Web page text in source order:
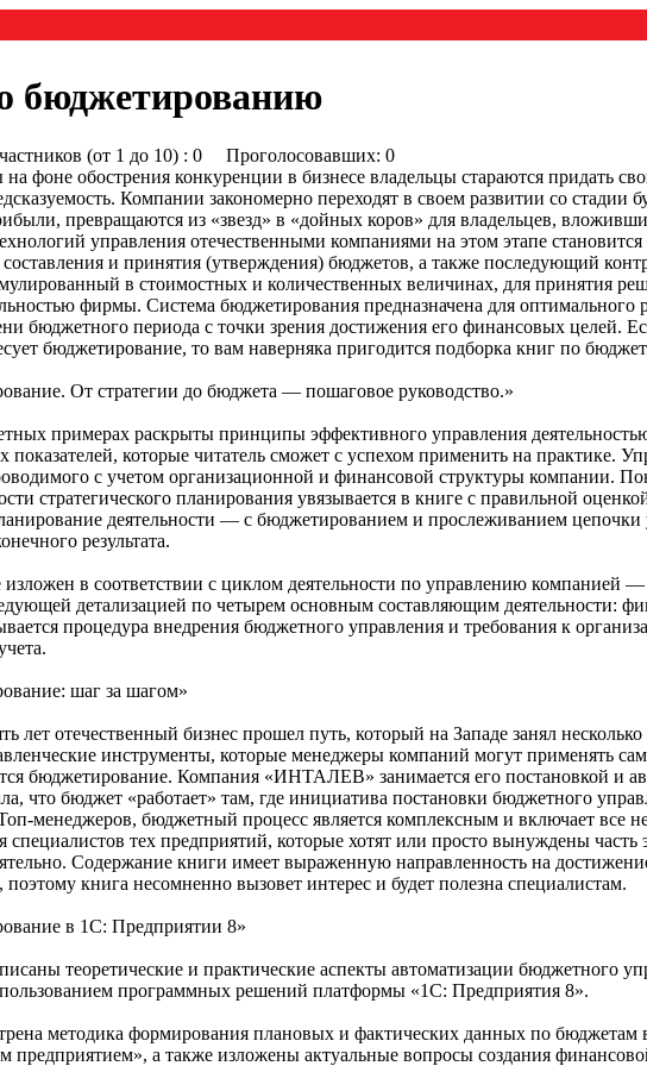
бюджетированию
(от 1 до 10) : 0 Проголосовавших: 0
фоне обострения конкуренции в бизнесе владельцы стараются придать
Компании закономерно переходят в своем развитии со стадии
превращаются из «звезд» в «дойных коров» для владельцев,
управления отечественными компаниями на этом этапе
составления и принятия (утверждения) бюджетов, а также последующий
в стоимостных и количественных величинах, для принятия
фирмы. Система бюджетирования предназначена для оптимального
бюджетного периода с точки зрения достижения его финансовых целей.
бюджетирование, то вам наверняка пригодится подборка книг по
От стратегии до бюджета — пошаговое руководство.»
примерах раскрыты принципы эффективного управления
показателей, которые читатель сможет с успехом применить на практике.
с учетом организационной и финансовой структуры компании.
стратегического планирования увязывается в книге с правильной
деятельности — с бюджетированием и прослеживанием цепочки
результата.
в соответствии с циклом деятельности по управлению компанией
детализацией по четырем основным составляющим деятельности:
процедура внедрения бюджетного управления и требования к
шаг за шагом»
лет отечественный бизнес прошел путь, который на Западе занял
инструменты, которые менеджеры компаний могут применять
бюджетирование. Компания «ИНТАЛЕВ» занимается его постановкой и
что бюджет «работает» там, где инициатива постановки бюджетного
менеджеров, бюджетный процесс является комплексным и включает все
специалистов тех предприятий, которые хотят или просто вынуждены
Содержание книги имеет выраженную направленность на
поэтому книга несомненно вызовет интерес и будет полезна специалистам.
в 1С: Предприятии 8»
теоретические и практические аспекты автоматизации бюджетного
программных решений платформы «1С: Предприятия 8».
методика формирования плановых и фактических данных по
предприятием», а также изложены актуальные вопросы создания